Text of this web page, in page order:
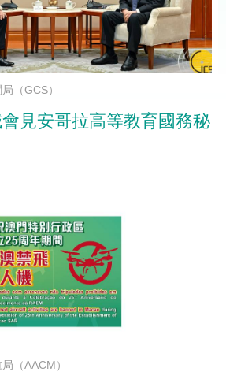
（GCS）
見安哥拉高等教育國務秘
（AACM）